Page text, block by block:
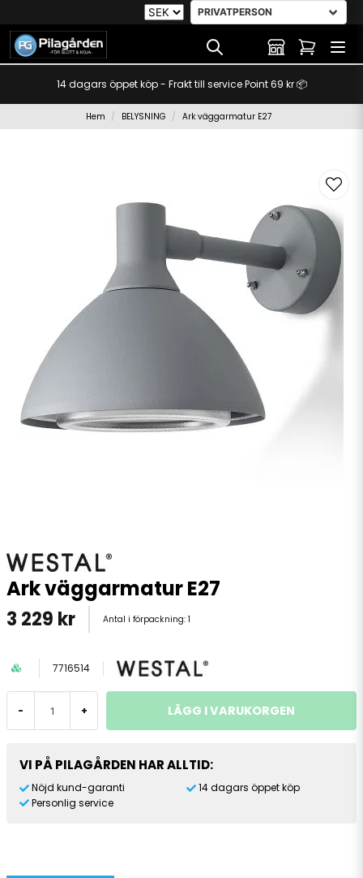
14 dagars öppet köp - Frakt till service Point 69 kr 📦
Hem BELYSNING Ark väggarmatur E27
Ark väggarmatur E27
3 229 kr Antal i förpackning: 1
7716514
- + LÄGG I VARUKORGEN
VI PÅ PILAGÅRDEN HAR ALLTID:
Nöjd kund-garanti
Personlig service
14 dagars öppet köp